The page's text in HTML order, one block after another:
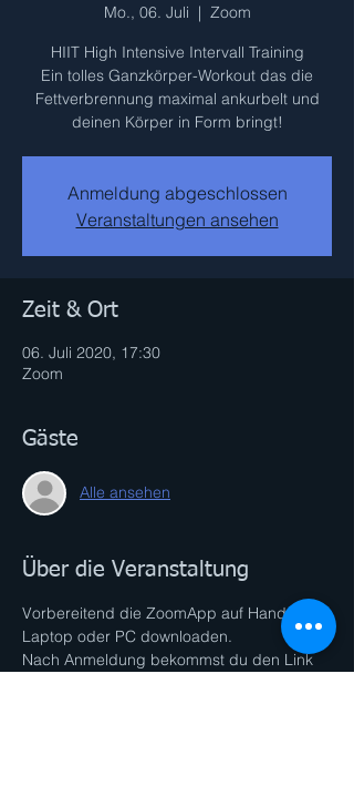
Mo., 06. Juli
  |
Zoom
HIIT High Intensive Intervall Training
Ein tolles Ganzkörper-Workout das die
Fettverbrennung maximal ankurbelt und
deinen Körper in Form bringt!
Anmeldung abgeschlossen
Veranstaltungen ansehen
Zeit & Ort
06. Juli 2020, 17:30
Zoom
Gäste
Alle ansehen
Über die Veranstaltung
Vorbereitend die ZoomApp auf Handy,
Laptop oder PC downloaden.
Nach Anmeldung bekommst du den Link